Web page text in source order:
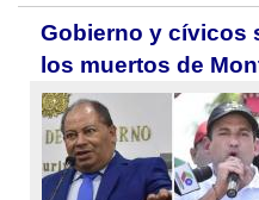
Gobierno y cívicos
los muertos de